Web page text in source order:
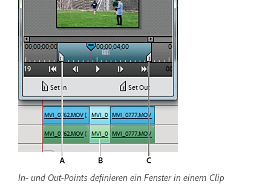
In- und Out-Points definieren ein Fenster in einem Clip